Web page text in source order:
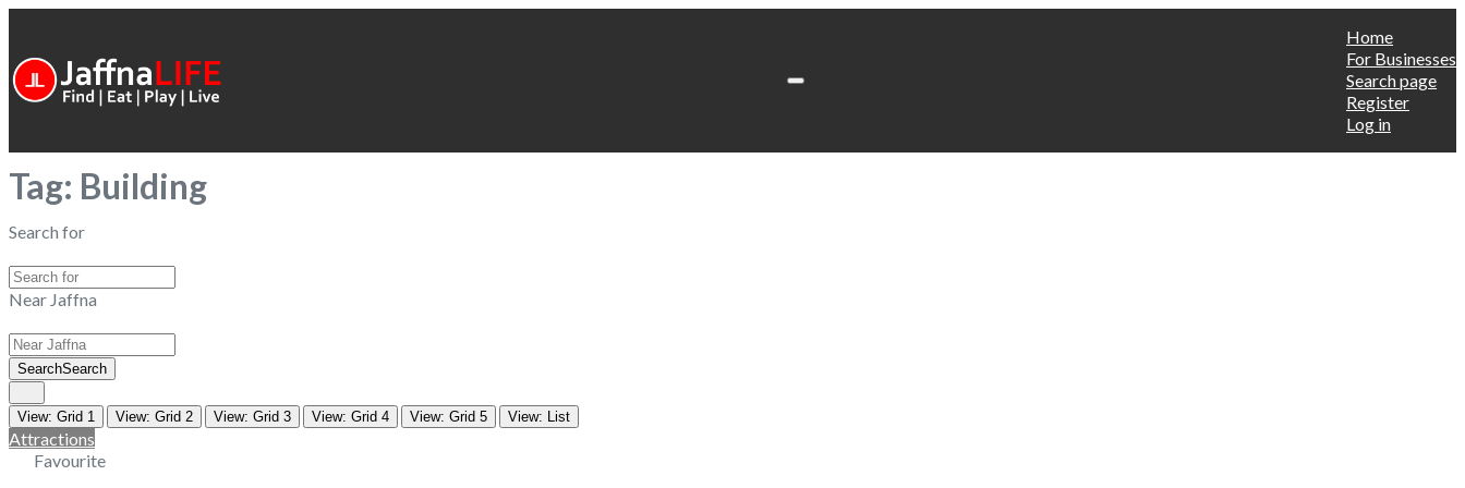
Home
For Businesses
Search page
Register
Log in
Tag: Building
Search for
Near Jaffna
SearchSearch
View: Grid 1 View: Grid 2 View: Grid 3 View: Grid 4 View: Grid 5 View: List
Attractions
Favourite